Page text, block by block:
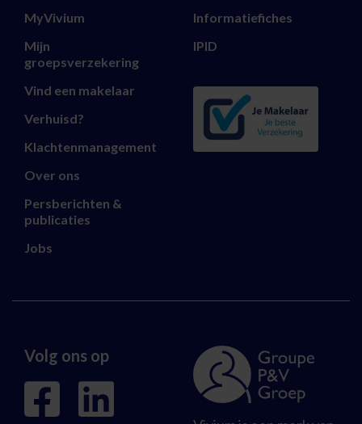
MyVivium
Mijn
groepsverzekering
Vind een makelaar
Verhuisd?
Klachtenmanagement
Over ons
Persberichten &
publicaties
Jobs
Informatiefiches
IPID
Volg ons op